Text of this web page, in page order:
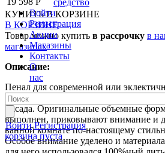
Войти
Регистрация
Акции
Магазины
Контакты
О
нас
Войти Регистрация
корзина пуста
КУПИТЬ В КОРЗИНЕ
В КОРЗИНЕ
Товар можно купить в рассрочку в
магазинах
Описание:
Пенал для современной или
главным героем которого становится
фасада. Оригинальные объемные
выполнен, приковывают внимание и
ванной комнате по-настоящему
Особое внимание уделено и